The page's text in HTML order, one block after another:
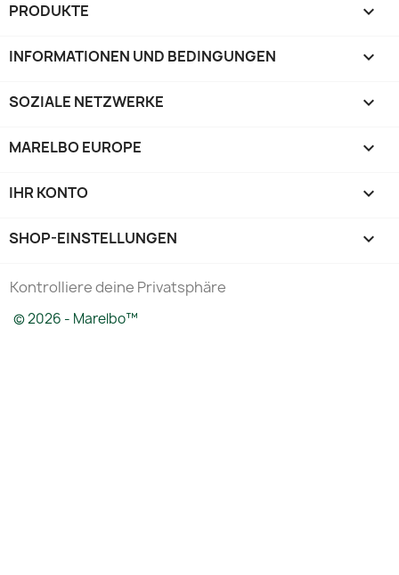
PRODUKTE 
INFORMATIONEN UND BEDINGUNGEN 
SOZIALE NETZWERKE 
MARELBO EUROPE 
IHR KONTO 
SHOP-EINSTELLUNGEN keyboard_arrow_down
Kontrolliere deine Privatsphäre
© 2026 - Marelbo™